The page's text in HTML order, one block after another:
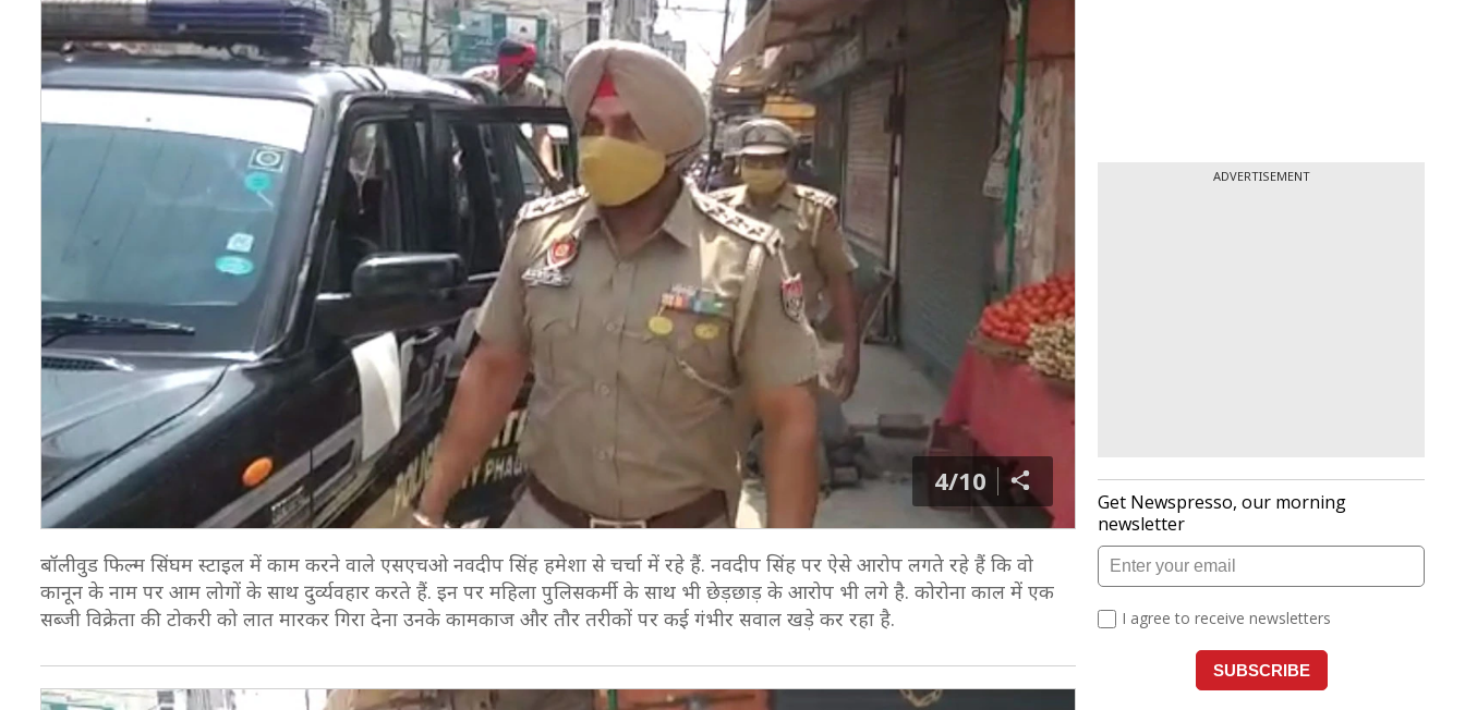
4/10
बॉलीवुड फिल्म सिंघम स्टाइल में काम करने वाले एसएचओ नवदीप सिंह हमेशा से चर्चा में रहे हैं. नवदीप सिंह पर ऐसे आरोप लगते रहे हैं कि वो
कानून के नाम पर आम लोगों के साथ दुर्व्यवहार करते हैं. इन पर महिला पुलिसकर्मी के साथ भी छेड़छाड़ के आरोप भी लगे है. कोरोना काल में एक
सब्जी विक्रेता की टोकरी को लात मारकर गिरा देना उनके कामकाज और तौर तरीकों पर कई गंभीर सवाल खड़े कर रहा है.
ADVERTISEMENT